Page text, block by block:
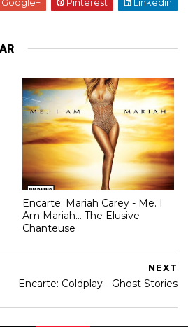
Encarte: Mariah Carey - Me. I
Am Mariah... The Elusive
Chanteuse
NEXT
Encarte: Coldplay - Ghost Stories